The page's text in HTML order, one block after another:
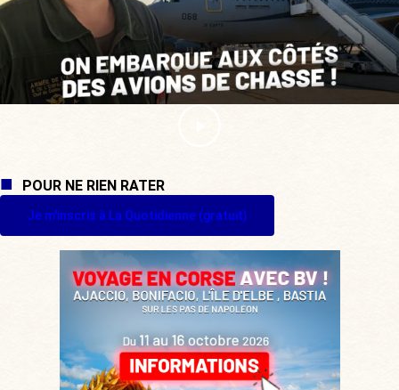
POUR NE RIEN RATER
Je m'inscris à La Quotidienne (gratuit)